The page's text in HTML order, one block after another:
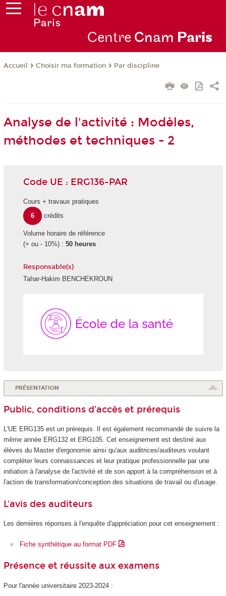
Centre Cnam Paris
Accueil Choisir ma formation Par discipline
Analyse de l'activité : Modèles,
méthodes et techniques - 2
Code UE : ERG136-PAR
Cours + travaux pratiques
6
crédits
Volume horaire de référence
(+ ou - 10%) : 50 heures
Responsable(s)
Tahar-Hakim BENCHEKROUN
PRÉSENTATION
Public, conditions d’accès et prérequis
L'UE ERG135 est un prérequis. Il est également recommandé de suivre la
même année ERG132 et ERG105. Cet enseignement est destiné aux
élèves du Master d'ergonomie ainsi qu'aux auditrices/auditeurs voulant
compléter leurs connaissances et leur pratique professionnelle par une
initiation à l'analyse de l'activité et de son apport à la compréhension et à
l'action de transformation/conception des situations de travail ou d'usage.
L'avis des auditeurs
Les dernières réponses à l'enquête d'appréciation pour cet enseignement :
Fiche synthétique au format PDF
Présence et réussite aux examens
Pour l'année universitaire 2023-2024 :